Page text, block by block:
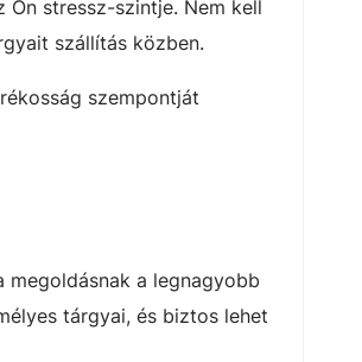
stressz-szintje. Nem kell
szállítás közben.
szempontját
megoldásnak a legnagyobb
tárgyai, és biztos lehet